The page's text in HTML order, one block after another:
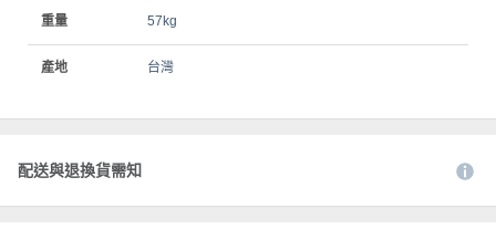
重量 57kg
產地 台灣
配送與退換貨需知